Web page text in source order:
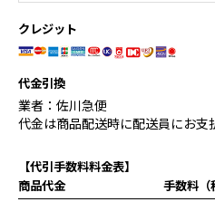
クレジット
代金引換
業者：佐川急便
代金は商品配送時に配送員にお支
【代引手数料料金表】
商品代金
手数料（